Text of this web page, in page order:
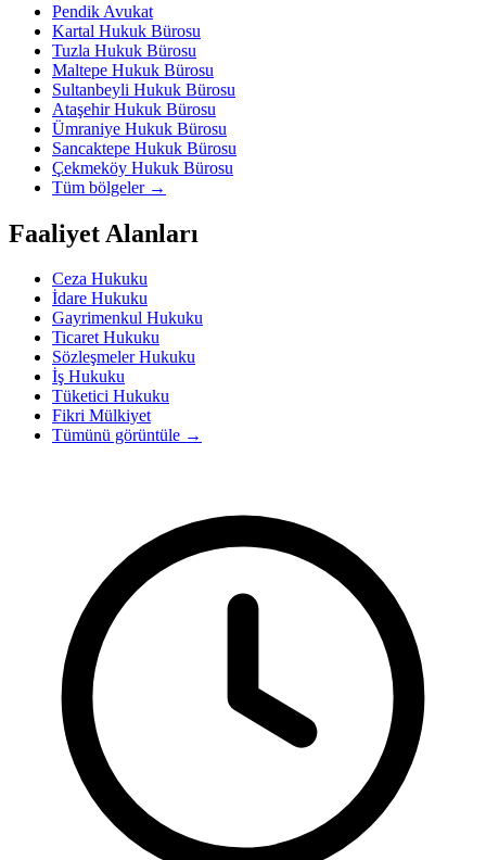
Pendik Avukat
Kartal Hukuk Bürosu
Tuzla Hukuk Bürosu
Maltepe Hukuk Bürosu
Sultanbeyli Hukuk Bürosu
Ataşehir Hukuk Bürosu
Ümraniye Hukuk Bürosu
Sancaktepe Hukuk Bürosu
Çekmeköy Hukuk Bürosu
Tüm bölgeler →
Faaliyet Alanları
Ceza Hukuku
İdare Hukuku
Gayrimenkul Hukuku
Ticaret Hukuku
Sözleşmeler Hukuku
İş Hukuku
Tüketici Hukuku
Fikri Mülkiyet
Tümünü görüntüle →